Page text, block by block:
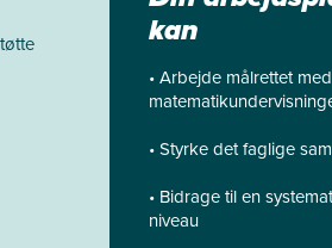
kan
• Arbejde målrettet
• Styrke det faglige
• Bidrage til en
niveau